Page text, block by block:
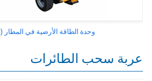
وحدة الطاقة الأرضية في المطار (GPU)
عربة سحب الطائرات